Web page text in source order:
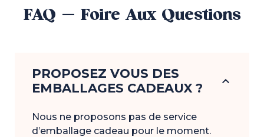
FAQ - Foire Aux Questions
PROPOSEZ VOUS DES
EMBALLAGES CADEAUX ?
keyboard_arrow_down
Nous ne proposons pas de service
d’emballage cadeau pour le moment.